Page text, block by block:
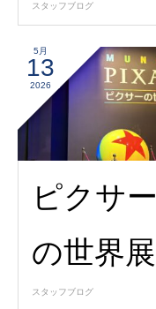
スタッフブログ
5月
13
2026
ピクサー
の世界展
スタッフブログ